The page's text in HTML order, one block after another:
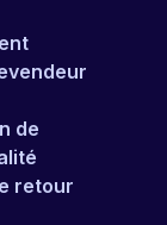
de
retour